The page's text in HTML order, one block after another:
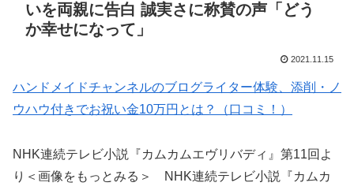
いを両親に告白 誠実さに称賛の声「どう
か幸せになって」
2021.11.15
ハンドメイドチャンネルのブログライター体験、添削・ノ
ウハウ付きでお祝い金10万円とは？（口コミ！）
NHK連続テレビ小説『カムカムエヴリバディ』第11回よ
り＜画像をもっとみる＞ NHK連続テレビ小説『カムカ